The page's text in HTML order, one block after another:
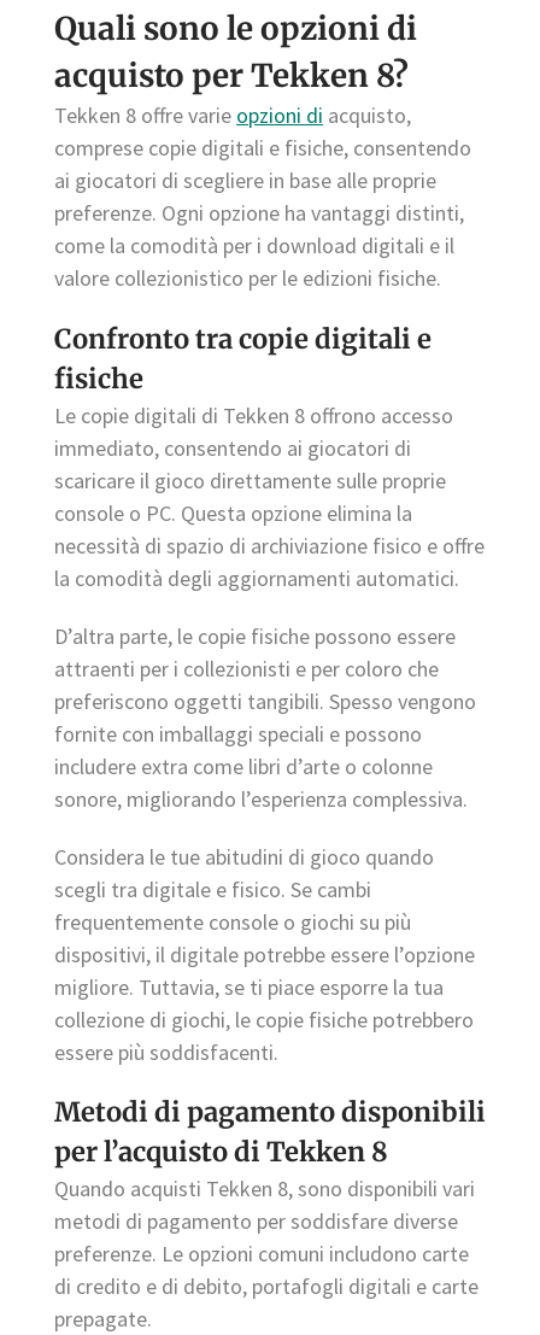
Quali sono le opzioni di
acquisto per Tekken 8?
Tekken 8 offre varie opzioni di acquisto,
comprese copie digitali e fisiche, consentendo
ai giocatori di scegliere in base alle proprie
preferenze. Ogni opzione ha vantaggi distinti,
come la comodità per i download digitali e il
valore collezionistico per le edizioni fisiche.
Confronto tra copie digitali e
fisiche
Le copie digitali di Tekken 8 offrono accesso
immediato, consentendo ai giocatori di
scaricare il gioco direttamente sulle proprie
console o PC. Questa opzione elimina la
necessità di spazio di archiviazione fisico e offre
la comodità degli aggiornamenti automatici.
D’altra parte, le copie fisiche possono essere
attraenti per i collezionisti e per coloro che
preferiscono oggetti tangibili. Spesso vengono
fornite con imballaggi speciali e possono
includere extra come libri d’arte o colonne
sonore, migliorando l’esperienza complessiva.
Considera le tue abitudini di gioco quando
scegli tra digitale e fisico. Se cambi
frequentemente console o giochi su più
dispositivi, il digitale potrebbe essere l’opzione
migliore. Tuttavia, se ti piace esporre la tua
collezione di giochi, le copie fisiche potrebbero
essere più soddisfacenti.
Metodi di pagamento disponibili
per l’acquisto di Tekken 8
Quando acquisti Tekken 8, sono disponibili vari
metodi di pagamento per soddisfare diverse
preferenze. Le opzioni comuni includono carte
di credito e di debito, portafogli digitali e carte
prepagate.